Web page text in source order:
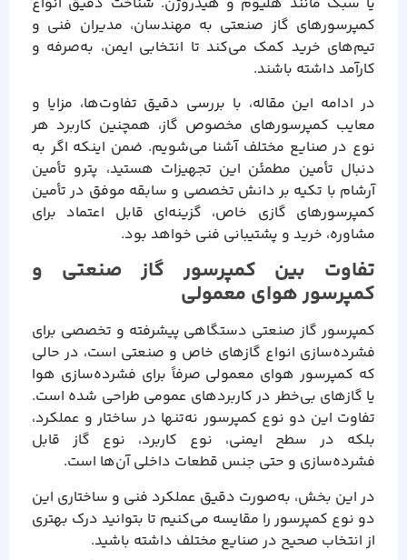
کمپرسورهای گاز صنعتی به مهندسان، مدیران فنی و
تیم‌های خرید کمک می‌کند تا انتخابی ایمن، به‌صرفه و
کارآمد داشته باشند.
در ادامه این مقاله، با بررسی دقیق تفاوت‌ها، مزایا و
معایب کمپرسورهای مخصوص گاز، همچنین کاربرد هر
نوع در صنایع مختلف آشنا می‌شویم. ضمن اینکه اگر به
دنبال تأمین مطمئن این تجهیزات هستید، پترو تأمین
آرشام با تکیه بر دانش تخصصی و سابقه موفق در تأمین
کمپرسورهای گازی خاص، گزینه‌ای قابل اعتماد برای
مشاوره، خرید و پشتیبانی فنی خواهد بود.
تفاوت بین کمپرسور گاز صنعتی و
کمپرسور هوای معمولی
کمپرسور گاز صنعتی دستگاهی پیشرفته و تخصصی برای
فشرده‌سازی انواع گازهای خاص و صنعتی است، در حالی
که کمپرسور هوای معمولی صرفاً برای فشرده‌سازی هوا
یا گازهای بی‌خطر در کاربردهای عمومی طراحی شده است.
تفاوت این دو نوع کمپرسور نه‌تنها در ساختار و عملکرد،
بلکه در سطح ایمنی، نوع کاربرد، نوع گاز قابل
فشرده‌سازی و حتی جنس قطعات داخلی آن‌ها است.
در این بخش، به‌صورت دقیق عملکرد فنی و ساختاری این
دو نوع کمپرسور را مقایسه می‌کنیم تا بتوانید درک بهتری
از انتخاب صحیح در صنایع مختلف داشته باشید.